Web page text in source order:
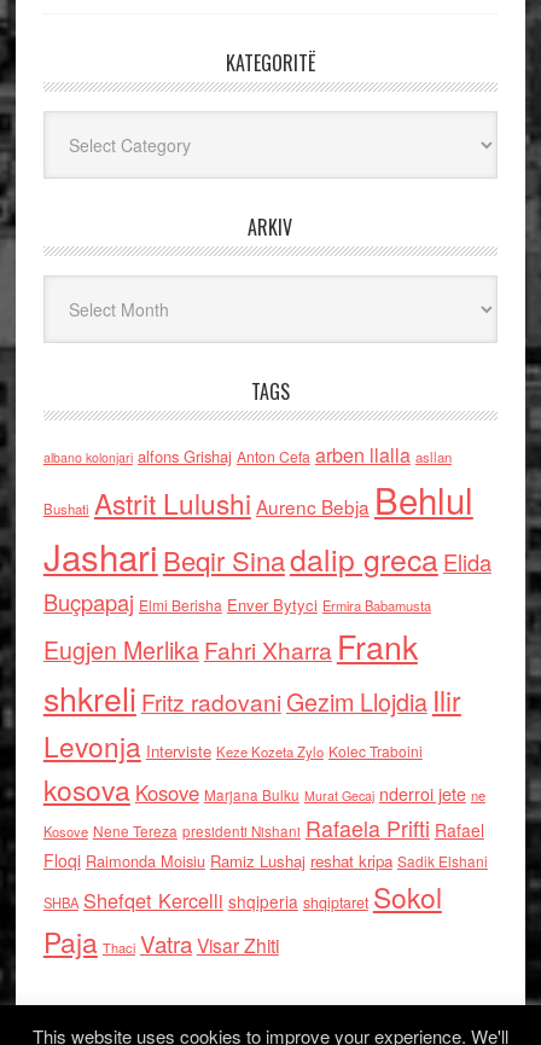
KATEGORITË
ARKIV
TAGS
albano kolonjari alfons Grishaj Anton Cefa arben llalla asllan
Bushati Astrit Lulushi Aurenc Bebja Behlul
Jashari Beqir Sinadalip grecaElida
Buçpapaj Elmi Berisha Enver Bytyci Ermira Babamusta
Eugjen MerlikaFahri Xharra Frank
shkreli Fritz radovaniGezim Llojdia Ilir
Levonja Interviste Keze Kozeta Zylo Kolec Traboini
kosova Kosove Marjana Bulku Murat Gecaj nderroi jete ne
Kosove Nene Tereza presidenti Nishani Rafaela Prifti Rafael
Floqi Raimonda Moisiu Ramiz Lushaj reshat kripa Sadik Elshani
SHBA Shefqet Kercelli shqiperia shqiptaret Sokol
Paja Thaci VatraVisar Zhiti
This website uses cookies to improve your experience. We'll